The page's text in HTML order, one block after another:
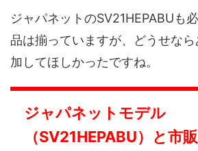
ジャパネットのSV21HEPABUも
品は揃っていますが、どうせな
加してほしかったですね。
ジャパネットモデル
（SV21HEPABU）と市